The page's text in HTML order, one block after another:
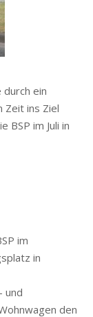
durch ein
Zeit ins Ziel
BSP im Juli in
im
in
und
den